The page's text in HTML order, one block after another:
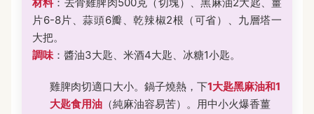
片6-8片、蒜頭6瓣、乾辣椒2根（可省）、九層塔一
大把。
調味：醬油3大匙、米酒4大匙、冰糖1小匙。
雞脾肉切適口大小。鍋子燒熱，下1大匙黑麻油和1
大匙食用油 （純麻油容易苦）。用中小火爆香薑